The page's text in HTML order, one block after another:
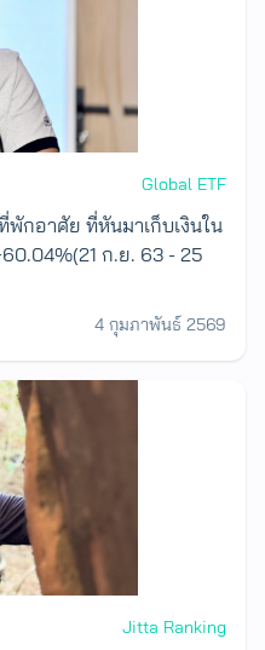
Global ETF
พักอาศัย ที่หันมาเก็บเงินใน
ก.ย. 63 - 25
4 กุมภาพันธ์ 2569
Jitta Ranking